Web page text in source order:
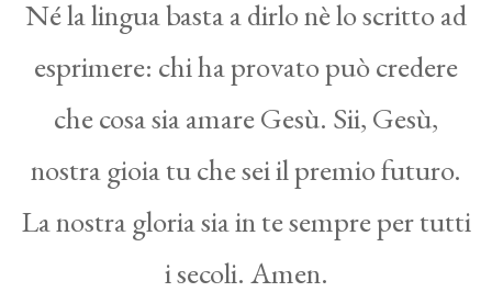
Né la lingua basta a dirlo nè lo scritto ad
esprimere: chi ha provato può credere
che cosa sia amare Gesù. Sii, Gesù,
nostra gioia tu che sei il premio futuro.
La nostra gloria sia in te sempre per tutti
i secoli. Amen.